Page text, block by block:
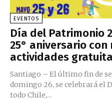
EVENTOS
Día del Patrimonio
25° aniversario con
actividades
Santiago – El último fin de
domingo 26, se celebrará el
todo Chile,...